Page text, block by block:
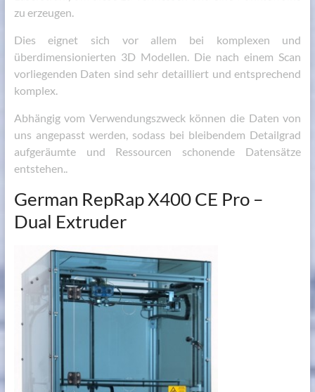
zu erzeugen.
Dies eignet sich vor allem bei komplexen und
überdimensionierten 3D Modellen. Die nach einem Scan
vorliegenden Daten sind sehr detailliert und entsprechend
komplex.
Abhängig vom Verwendungszweck können die Daten von
uns angepasst werden, sodass bei bleibendem Detailgrad
aufgeräumte und Ressourcen schonende Datensätze
entstehen..
German RepRap X400 CE Pro –
Dual Extruder